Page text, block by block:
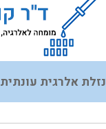
נזלת אלרגית עונתית